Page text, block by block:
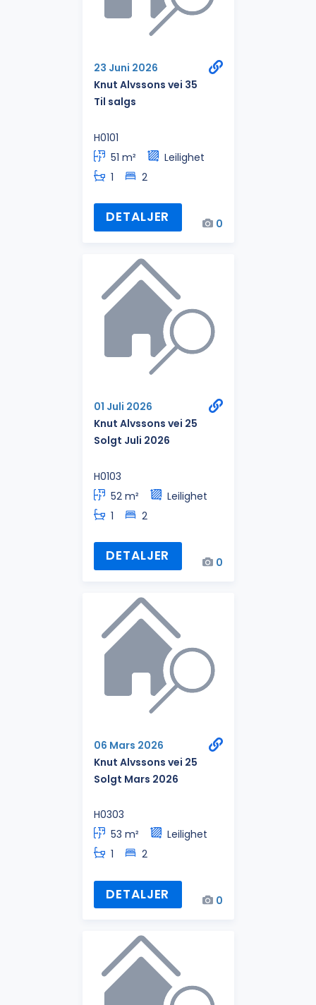
23 Juni 2026
Knut Alvssons vei 35
Til salgs
H0101
51 m²
Leilighet
1
2
DETALJER 0
01 Juli 2026
Knut Alvssons vei 25
Solgt Juli 2026
H0103
52 m²
Leilighet
1
2
DETALJER 0
06 Mars 2026
Knut Alvssons vei 25
Solgt Mars 2026
H0303
53 m²
Leilighet
1
2
DETALJER 0